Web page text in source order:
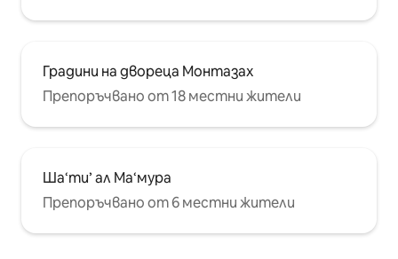
Градини на двореца Монтазах
Препоръчвано от 18 местни жители
Ша‘ти’ ал Ма‘мура
Препоръчвано от 6 местни жители